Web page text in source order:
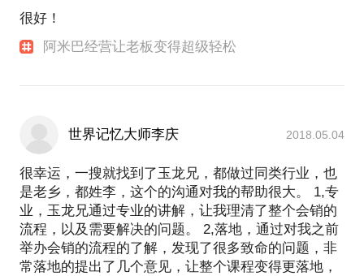
很好！
阿米巴经营让老板变得超级轻松
世界记忆大师李庆 2018.05.04
很幸运，一搜就找到了玉龙兄，都做过同类行业，也
是老乡，都姓李，这个的沟通对我的帮助很大。 1,专
业，玉龙兄通过专业的讲解，让我理清了整个会销的
流程，以及需要解决的问题。 2,落地，通过对我之前
举办会销的流程的了解，发现了很多致命的问题，非
常落地的提出了几个意见，让整个课程变得更落地，